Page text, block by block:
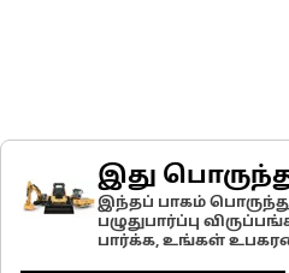
இது
இந்தப் பாகம்
பழுதுபார்ப்பு
பார்க்க, உங்கள்